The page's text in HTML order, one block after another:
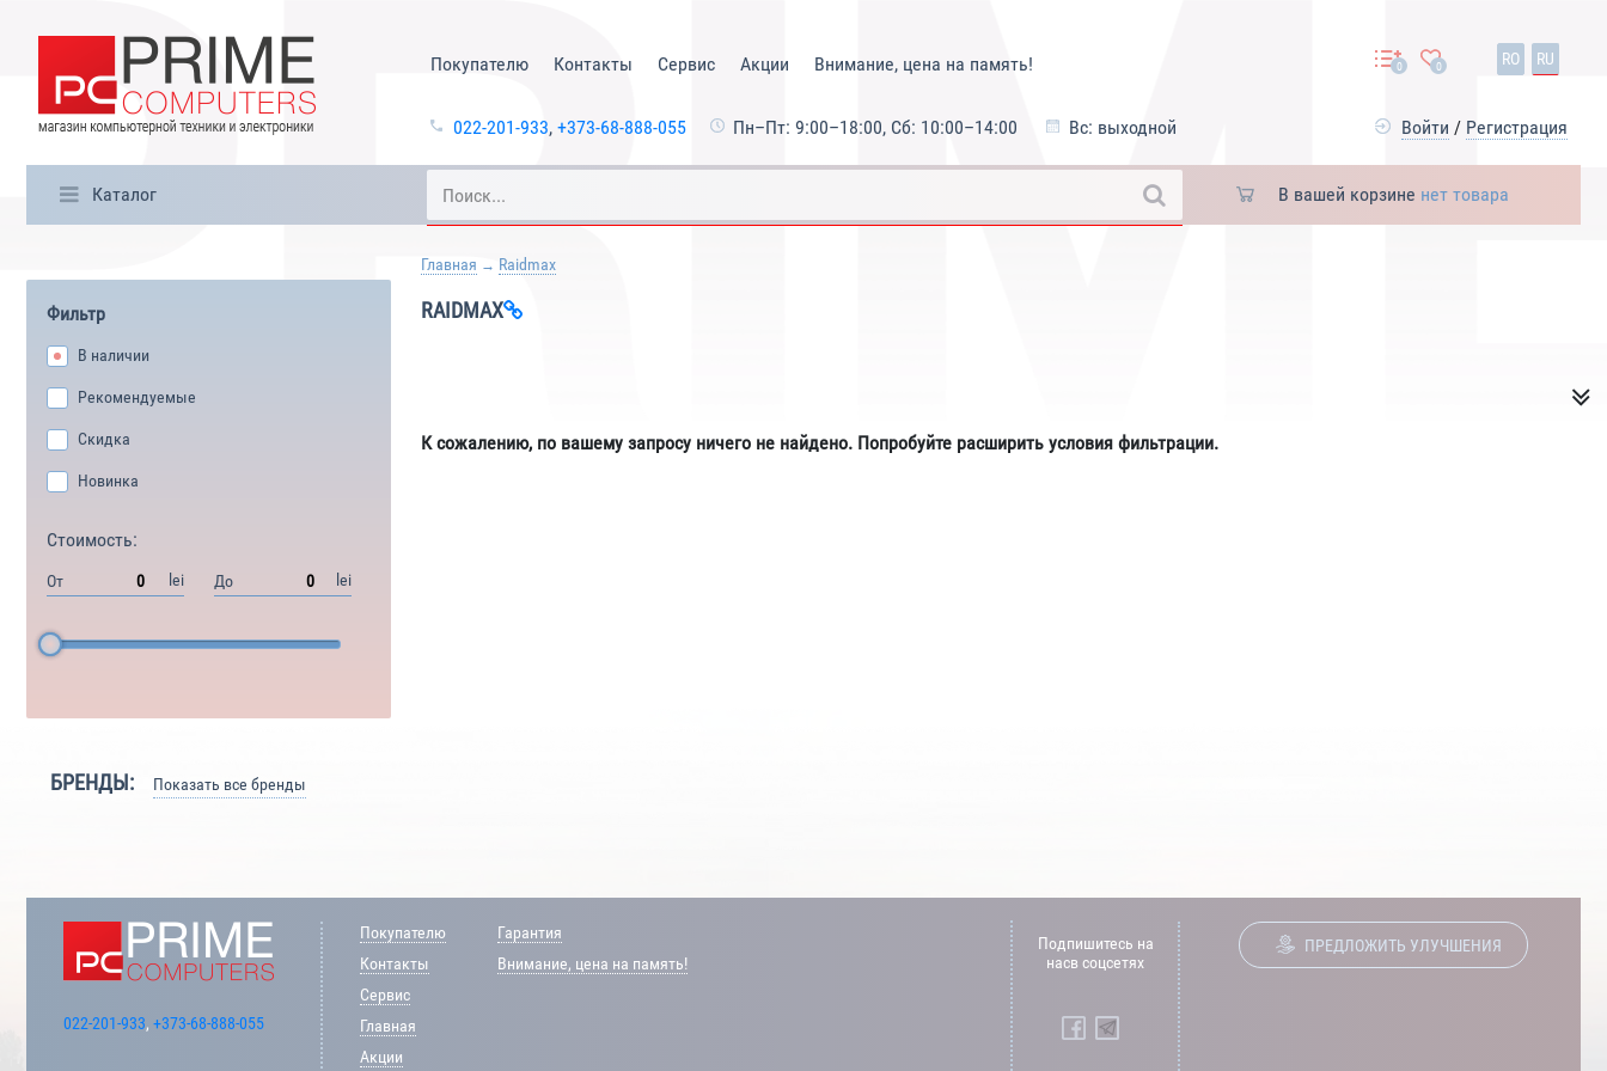
Покупателю Контакты Сервис Акции Внимание, цена на память!
022-201-933, +373-68-888-055 Пн–Пт: 9:00–18:00, Сб: 10:00–14:00 Вс: выходной
0 0 RO RU
Войти / Регистрация
Каталог В вашей корзине нет товара
Фильтр
В наличии
Рекомендуемые
Скидка
Новинка
Стоимость:
От lei До lei
Главная Raidmax
RAIDMAX
К сожалению, по вашему запросу ничего не найдено. Попробуйте расширить условия фильтрации.
БРЕНДЫ: Показать все бренды
022-201-933, +373-68-888-055
Покупателю
Контакты
Сервис
Главная
Акции
Гарантия
Внимание, цена на память!
Подпишитесь на
насв соцсетях
ПРЕДЛОЖИТЬ УЛУЧШЕНИЯ